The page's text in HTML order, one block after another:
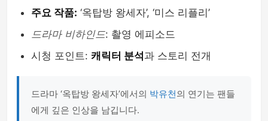
주요 작품: ‘옥탑방 왕세자’, ‘미스 리플리’
드라마 비하인드: 촬영 에피소드
시청 포인트: 캐릭터 분석과 스토리 전개
드라마 ‘옥탑방 왕세자’에서의 박유천의 연기는 팬들
에게 깊은 인상을 남깁니다.